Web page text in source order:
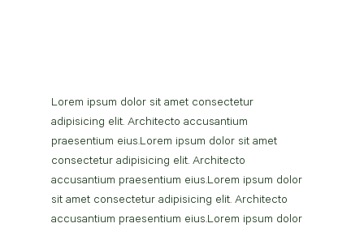
Lorem ipsum dolor sit amet consectetur
adipisicing elit. Architecto accusantium
praesentium eius.Lorem ipsum dolor sit amet
consectetur adipisicing elit. Architecto
accusantium praesentium eius.Lorem ipsum dolor
sit amet consectetur adipisicing elit. Architecto
accusantium praesentium eius.Lorem ipsum dolor